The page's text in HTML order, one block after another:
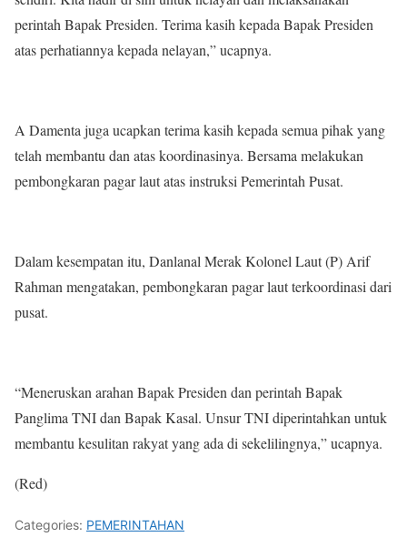
perintah Bapak Presiden. Terima kasih kepada Bapak Presiden
atas perhatiannya kepada nelayan,” ucapnya.
A Damenta juga ucapkan terima kasih kepada semua pihak yang
telah membantu dan atas koordinasinya. Bersama melakukan
pembongkaran pagar laut atas instruksi Pemerintah Pusat.
Dalam kesempatan itu, Danlanal Merak Kolonel Laut (P) Arif
Rahman mengatakan, pembongkaran pagar laut terkoordinasi dari
pusat.
“Meneruskan arahan Bapak Presiden dan perintah Bapak
Panglima TNI dan Bapak Kasal. Unsur TNI diperintahkan untuk
membantu kesulitan rakyat yang ada di sekelilingnya,” ucapnya.
(Red)
Categories: PEMERINTAHAN